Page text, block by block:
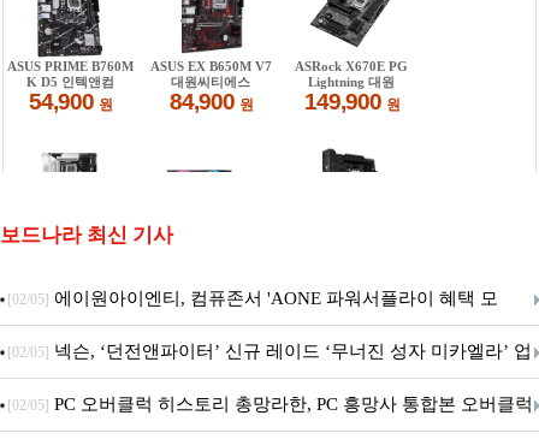
보드나라 최신 기사
[02/05] 에이원아이엔티, 컴퓨존서 'AONE 파워서플라이 혜택 모
음.ZIP' 이벤트 진행
[02/05] 넥슨, ‘던전앤파이터’ 신규 레이드 ‘무너진 성자 미카엘라’ 업
데이트!
[02/05] PC 오버클럭 히스토리 총망라한, PC 흥망사 통합본 오버클럭